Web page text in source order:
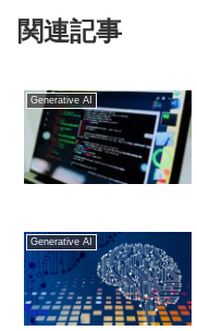
関連記事
Generative AI
Generative AI